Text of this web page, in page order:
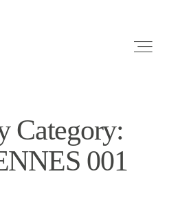
Category:
001